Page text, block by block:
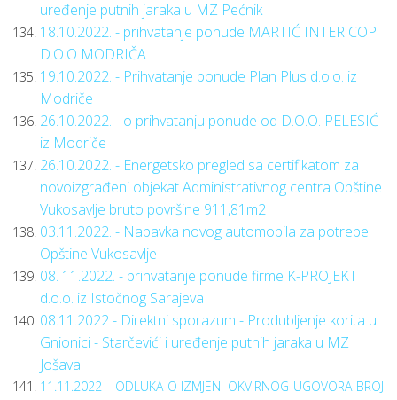
uređenje putnih jaraka u MZ Pećnik
18.10.2022. - prihvatanje ponude MARTIĆ INTER COP
D.O.O MODRIČA
19.10.2022. - Prihvatanje ponude Plan Plus d.o.o. iz
Modriče
26.10.2022. - o prihvatanju ponude od D.O.O. PELESIĆ
iz Modriče
26.10.2022. - Energetsko pregled sa certifikatom za
novoizgrađeni objekat Administrativnog centra Opštine
Vukosavlje bruto površine 911,81m2
03.11.2022. - Nabavka novog automobila za potrebe
Opštine Vukosavlje
08. 11.2022. - prihvatanje ponude firme K-PROJEKT
d.o.o. iz Istočnog Sarajeva
08.11.2022 - Direktni sporazum - Produbljenje korita u
Gnionici - Starčevići i uređenje putnih jaraka u MZ
Jošava
11.11.2022 - ODLUKA O IZMJENI OKVIRNOG UGOVORA BROJ